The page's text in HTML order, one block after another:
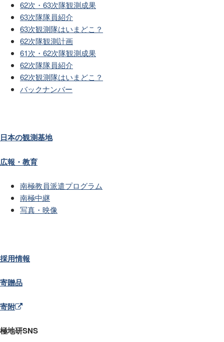
62次・63次隊観測成果
63次隊隊員紹介
63次観測隊はいまどこ？
62次隊観測計画
61次・62次隊観測成果
62次隊隊員紹介
62次観測隊はいまどこ？
バックナンバー
日本の観測基地
広報・教育
南極教員派遣プログラム
南極中継
写真・映像
採用情報
寄贈品
寄附
極地研SNS